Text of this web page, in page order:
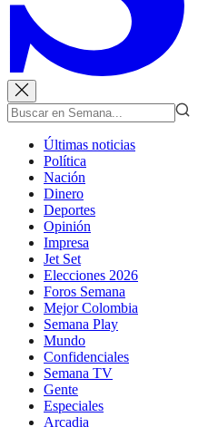
Últimas noticias
Política
Nación
Dinero
Deportes
Opinión
Impresa
Jet Set
Elecciones 2026
Foros Semana
Mejor Colombia
Semana Play
Mundo
Confidenciales
Semana TV
Gente
Especiales
Arcadia